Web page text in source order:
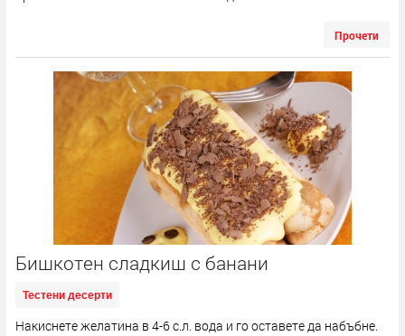
Прочети
Бишкотен сладкиш с банани
Тестени десерти
Накиснете желатина в 4-6 с.л. вода и го оставете да набъбне.